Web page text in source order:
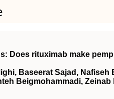
Does rituximab make
Baseerat Sajad,
Beigmohammadi,